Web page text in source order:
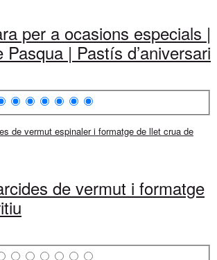
per a ocasions especials |
Pasqua | Pastís d’aniversari
de vermut i formatge